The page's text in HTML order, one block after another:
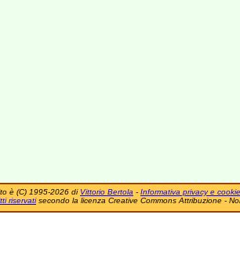
è (C) 1995-2026 di Vittorio Bertola - Informativa privacy e cookie
riservatisecondo la licenza Creative Commons Attribuzione -